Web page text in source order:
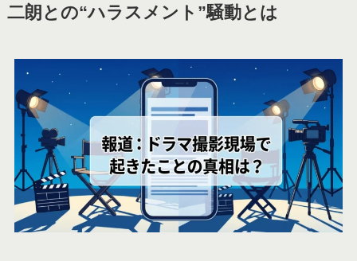
二朗との“ハラスメント”騒動とは